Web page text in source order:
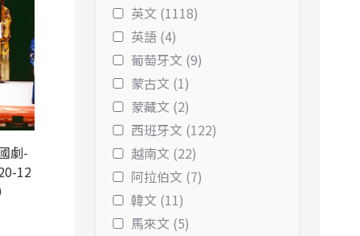
劇-
12
英文 (1118)
英語 (4)
葡萄牙文 (9)
蒙古文 (1)
蒙藏文 (2)
西班牙文 (122)
越南文 (22)
阿拉伯文 (7)
韓文 (11)
馬來文 (5)